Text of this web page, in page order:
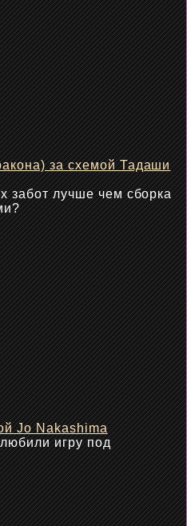
за схемой Тадаши
забот лучше чем сборка
Jo Nakashima
игру под